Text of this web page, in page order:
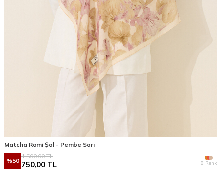
Matcha Rami Şal - Pembe Sarı
%50
1.500,00TL
750,00 TL 8 Renk